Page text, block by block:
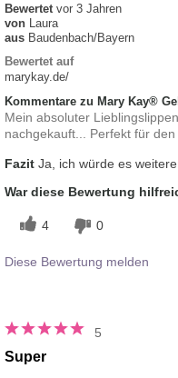
Bewertet vor 3 Jahren
von Laura
aus Baudenbach/Bayern
Bewertet auf
marykay.de/
Kommentare zu Mary Kay®
Mein absoluter
nachgekauft... Perfekt für den
Fazit Ja, ich würde es
War diese Bewertung
4 0
Diese Bewertung melden
5
Super